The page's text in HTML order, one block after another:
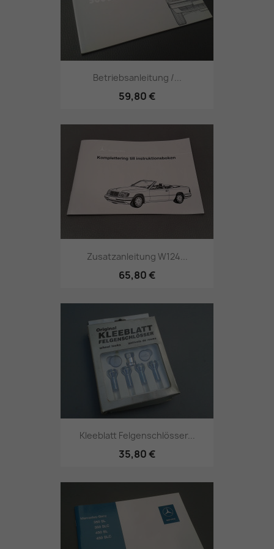
Betriebsanleitung /...
59,80 €
Zusatzanleitung W124...
65,80 €
Kleeblatt Felgenschlösser...
35,80 €